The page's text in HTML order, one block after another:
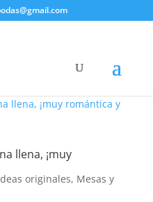
llena, ¡muy
originales, Mesas y